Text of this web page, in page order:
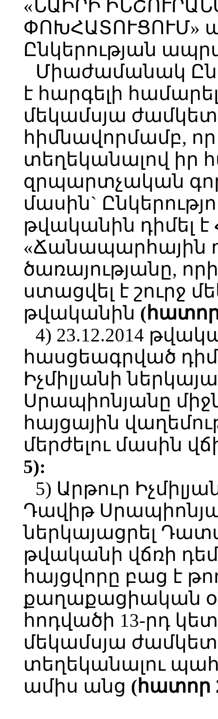
«ՆԱԻՐԻ
ՓՈԽՀԱՏՈՒՑՈՒՄ»
Ընկերության
Միաժամանակ
է հարգելի
մեկամսյա
հիմնավորմամբ, որ
տեղեկանալով իր
զրպարտչական
մասին`
թվականին դիմել
«Ճանապարհային
ծառայությանը,
ստացվել է շուրջ
թվականին (հատոր
4) 23.12.2014
հասցեագրված
Իչմիլյանի
Սրապիոնյանը
հայցային
մերժելու մասին
5):
5) Արթուր
Դավիթ
ներկայացրել
թվականի վճռի
հայցվորը բաց է
քաղաքացիական
հոդվածի 13-րդ
մեկամսյա
տեղեկանալու
ամիս անց (հատոր